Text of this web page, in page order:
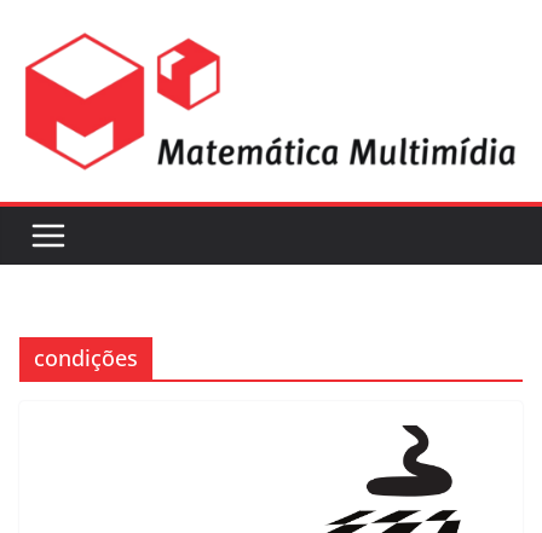
condições